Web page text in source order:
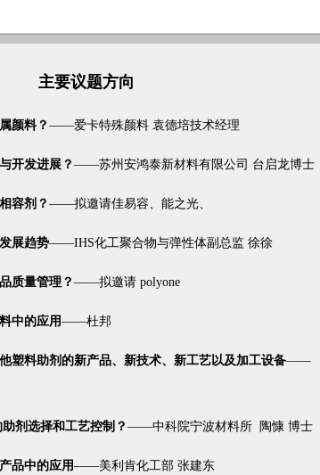
主要议题方向
颜料？ ——爱卡特殊颜料 袁德培技术经理
开发进展？ ——苏州安鸿泰新材料有限公司 台启龙博士
容剂？ ——拟邀请佳易容、能之光、
展趋势——IHS化工聚合物与弹性体副总监 徐徐
质量管理？ ——拟邀请 polyone
中的应用——杜邦
塑料助剂的新产品、新技术、新工艺以及加工设备——
剂选择和工艺控制？ ——中科院宁波材料所 陶慷 博士
品中的应用——美利肯化工部 张建东